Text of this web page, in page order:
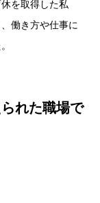
を取得した私
働き方や仕事に
れた職場で